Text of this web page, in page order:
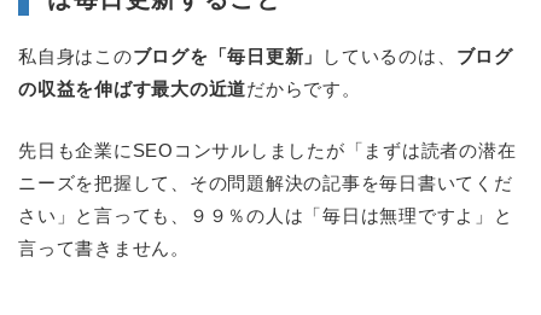
私自身はこのブログを「毎日更新」 しているのは、 ブログ
の収益を伸ばす最大の近道だからです。
先日も企業にSEOコンサルしましたが「まずは読者の潜在
ニーズを把握して、その問題解決の記事を毎日書いてくだ
さい」と言っても、９９％の人は「毎日は無理ですよ」と
言って書きません。